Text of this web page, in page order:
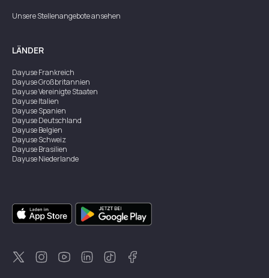
Unsere Stellenangebote ansehen
LÄNDER
DayuseFrankreich
DayuseGroßbritannien
DayuseVereinigte Staaten
DayuseItalien
DayuseSpanien
DayuseDeutschland
DayuseBelgien
DayuseSchweiz
DayuseBrasilien
DayuseNiederlande
DayuseKanada
DayuseSingapur
DayuseZweden
DayuseKorea
DayuseNeuseeland